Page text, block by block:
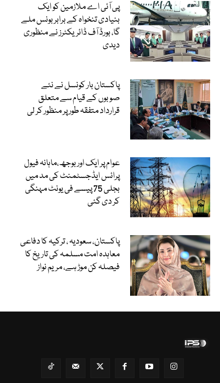
پی آئی اے ملازمین کو ایک
بنیادی تنخواہ کے برابر بونس ملے
گا، بورڈ آف ڈائریکٹرز نے منظوری
دیدی
پاکستان بار کونسل نے نئے
صوبوں کے قیام سے متعلق
قرارداد متفقہ طور پر منظور کر لی
عوام پر ایک اور بوجھ،ماہانہ فیول
پرائس ایڈجسٹمنٹ کی مد میں
بجلی 75 پیسے فی یونٹ مہنگی
کر دی گئی
پاکستان، سعودیہ ، ترکیہ کا دفاعی
معاہدہ امت مسلمہ کی تاریخ کا
فیصلہ کن موڑ ہے، مریم نواز